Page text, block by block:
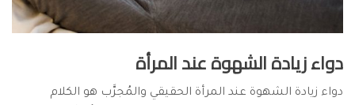
دواء زيادة الشهوة عند المرأة
دواء زيادة الشهوة عند المرأة الحقيقي والمُجرَّب هو الكلام